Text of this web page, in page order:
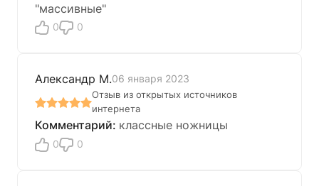
"массивные"
0 0
Александр М.06 января 2023
Отзыв из открытых источников
интернета
классные ножницы
0 0